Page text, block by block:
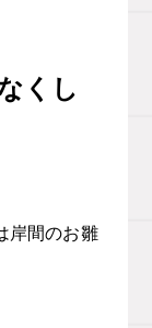
くし
岸間のお雛